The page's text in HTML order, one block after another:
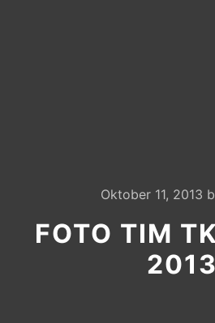
Oktober 11, 2013
FOTO TIM
2013